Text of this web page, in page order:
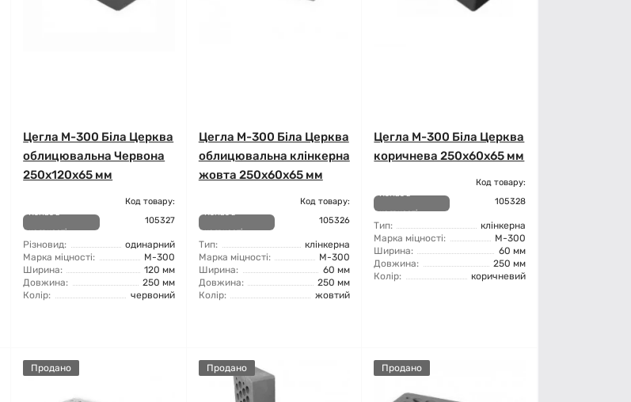
Цегла М-300 Біла Церква
облицювальна Червона
250х120х65 мм
Немає в
наявності
Код товару:
105327
Різновид:
одинарний
Марка міцності:
М-300
Ширина:
120 мм
Довжина:
250 мм
Колір:
червоний
Цегла М-300 Біла Церква
облицювальна клінкерна
жовта 250x60x65 мм
Немає в
наявності
Код товару:
105326
Тип:
клінкерна
Марка міцності:
М-300
Ширина:
60 мм
Довжина:
250 мм
Колір:
жовтий
Цегла М-300 Біла Церква
коричнева 250x60x65 мм
Немає в
наявності
Код товару:
105328
Тип:
клінкерна
Марка міцності:
М-300
Ширина:
60 мм
Довжина:
250 мм
Колір:
коричневий
Продано Продано Продано